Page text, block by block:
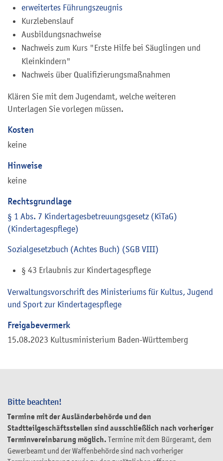
Bitte beachten!
Termine mit der Ausländerbehörde und den
Stadtteilgeschäftsstellen sind ausschließlich nach vorheriger
Terminvereinbarung möglich. Termine mit dem Bürgeramt, dem
Gewerbeamt und der Waffenbehörde sind nach vorheriger
erweitertes Führungszeugnis
Kurzlebenslauf
Ausbildungsnachweise
Nachweis zum Kurs "Erste Hilfe bei Säuglingen und
Kleinkindern"
Nachweis über Qualifizierungsmaßnahmen
Klären Sie mit dem Jugendamt, welche weiteren
Unterlagen Sie vorlegen müssen.
Kosten
keine
Hinweise
keine
Rechtsgrundlage
§ 1 Abs. 7 Kindertagesbetreuungsgesetz (KiTaG)
(Kindertagespflege)
Sozialgesetzbuch (Achtes Buch) (SGB VIII)
§ 43 Erlaubnis zur Kindertagespflege
Verwaltungsvorschrift des Ministeriums für Kultus, Jugend
und Sport zur Kindertagespflege
Freigabevermerk
15.08.2023 Kultusministerium Baden-Württemberg